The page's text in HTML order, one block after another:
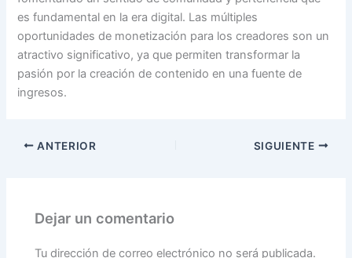
es fundamental en la era digital. Las múltiples
oportunidades de monetización para los creadores son un
atractivo significativo, ya que permiten transformar la
pasión por la creación de contenido en una fuente de
ingresos.
ANTERIOR SIGUIENTE
Dejar un comentario
Tu dirección de correo electrónico no será publicada.